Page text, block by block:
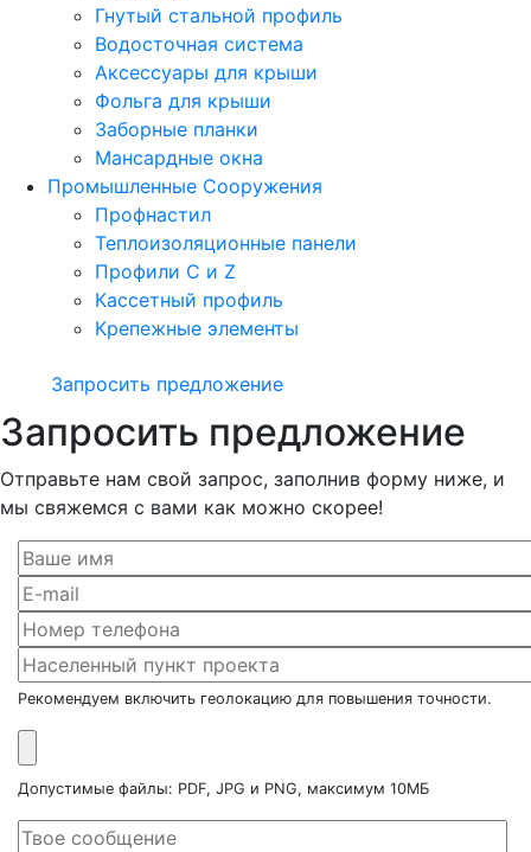
Гнутый стальной профиль
Водосточная система
Аксессуары для крыши
Фольга для крыши
Заборные планки
Мансардные окна
Промышленные Сооружения
Профнастил
Теплоизоляционные панели
Профили C и Z
Кассетный профиль
Крепежные элементы
Запросить предложение
Запросить предложение
Отправьте нам свой запрос, заполнив форму ниже, и
мы свяжемся с вами как можно скорее!
Рекомендуем включить геолокацию для повышения точности.
Допустимые файлы: PDF, JPG и PNG, максимум 10МБ